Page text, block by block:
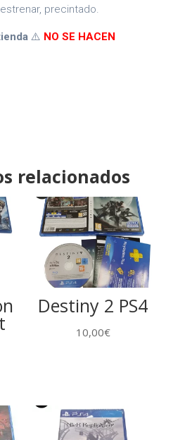
precintado.
⚠️ NO SE HACEN
relacionados
Destiny 2 PS4
10,00€